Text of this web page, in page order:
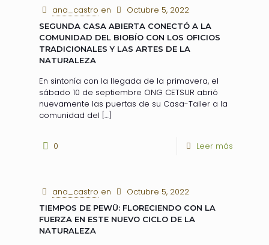
ana_castro en Octubre 5, 2022
SEGUNDA CASA ABIERTA CONECTÓ A LA
COMUNIDAD DEL BIOBÍO CON LOS OFICIOS
TRADICIONALES Y LAS ARTES DE LA
NATURALEZA
En sintonía con la llegada de la primavera, el
sábado 10 de septiembre ONG CETSUR abrió
nuevamente las puertas de su Casa-Taller a la
comunidad del […]
0 Leer más
ana_castro en Octubre 5, 2022
TIEMPOS DE PEWÜ: FLORECIENDO CON LA
FUERZA EN ESTE NUEVO CICLO DE LA
NATURALEZA